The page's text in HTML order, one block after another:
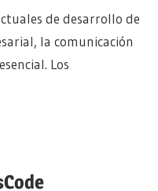
de desarrollo de
la comunicación
Los